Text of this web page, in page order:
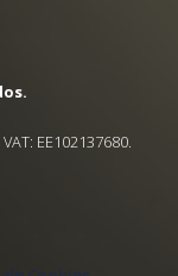
EE102137680.